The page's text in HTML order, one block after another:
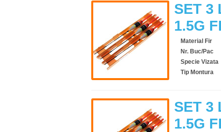
SET 3
1.5G
Material Fir
Nr. Buc/Pac
Specie Vizata
Tip Montura
SET 3
1.5G